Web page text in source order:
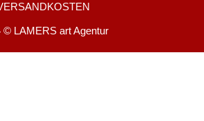
© LAMERS art Agentur